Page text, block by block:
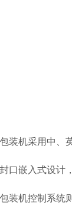
机采用中、英
嵌入式设计，
机控制系统则